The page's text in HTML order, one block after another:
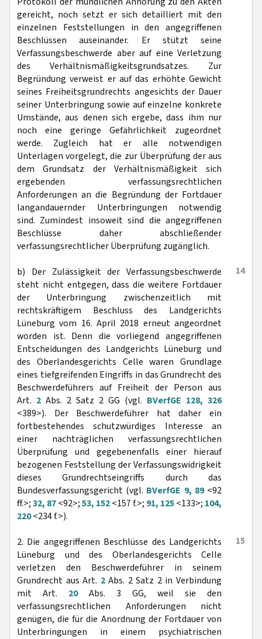
gereicht, noch setzt er sich detailliert mit den
einzelnen Feststellungen in den angegriffenen
Beschlüssen auseinander. Er stützt seine
Verfassungsbeschwerde aber auf eine Verletzung
des Verhältnismäßigkeitsgrundsatzes. Zur
Begründung verweist er auf das erhöhte Gewicht
seines Freiheitsgrundrechts angesichts der Dauer
seiner Unterbringung sowie auf einzelne konkrete
Umstände, aus denen sich ergebe, dass ihm nur
noch eine geringe Gefährlichkeit zugeordnet
werde. Zugleich hat er alle notwendigen
Unterlagen vorgelegt, die zur Überprüfung der aus
dem Grundsatz der Verhältnismäßigkeit sich
ergebenden verfassungsrechtlichen
Anforderungen an die Begründung der Fortdauer
langandauernder Unterbringungen notwendig
sind. Zumindest insoweit sind die angegriffenen
Beschlüsse daher abschließender
verfassungsrechtlicher Überprüfung zugänglich.
14
b) Der Zulässigkeit der Verfassungsbeschwerde
steht nicht entgegen, dass die weitere Fortdauer
der Unterbringung zwischenzeitlich mit
rechtskräftigem Beschluss des Landgerichts
Lüneburg vom 16. April 2018 erneut angeordnet
worden ist. Denn die vorliegend angegriffenen
Entscheidungen des Landgerichts Lüneburg und
des Oberlandesgerichts Celle waren Grundlage
eines tiefgreifenden Eingriffs in das Grundrecht des
Beschwerdeführers auf Freiheit der Person aus
Art. 2 Abs. 2 Satz 2 GG (vgl. BVerfGE 128, 326
<389>). Der Beschwerdeführer hat daher ein
fortbestehendes schutzwürdiges Interesse an
einer nachträglichen verfassungsrechtlichen
Überprüfung und gegebenenfalls einer hierauf
bezogenen Feststellung der Verfassungswidrigkeit
dieses Grundrechtseingriffs durch das
Bundesverfassungsgericht (vgl. BVerfGE 9, 89<92
ff.>;32, 87<92>;53, 152<157 f.>; 91, 125<133>; 104,
220<234 f.>).
15
2. Die angegriffenen Beschlüsse des Landgerichts
Lüneburg und des Oberlandesgerichts Celle
verletzen den Beschwerdeführer in seinem
Grundrecht aus Art. 2Abs. 2 Satz 2 in Verbindung
mit Art. 20Abs. 3 GG, weil sie den
verfassungsrechtlichen Anforderungen nicht
genügen, die für die Anordnung der Fortdauer von
Unterbringungen in einem psychiatrischen